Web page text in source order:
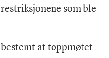
som ble
at toppmøtet